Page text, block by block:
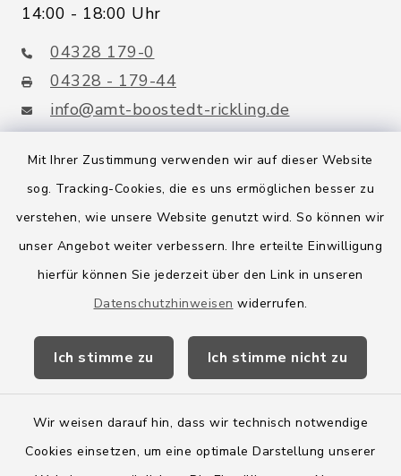
Mit Ihrer Zustimmung verwenden wir auf dieser Website
sog. Tracking-Cookies, die es uns ermöglichen besser zu
verstehen, wie unsere Website genutzt wird. So können wir
unser Angebot weiter verbessern. Ihre erteilte Einwilligung
hierfür können Sie jederzeit über den Link in unseren
Datenschutzhinweisen widerrufen.
Ich stimme zu Ich stimme nicht zu
Wir weisen darauf hin, dass wir technisch notwendige
Cookies einsetzen, um eine optimale Darstellung unserer
14:00 - 18:00 Uhr
04328 179-0
04328 - 179-44
info@amt-boostedt-rickling.de
Quicklinks
Amt Boostedt-Rickling
Amtsbroschüre
Wege-Zweckverband